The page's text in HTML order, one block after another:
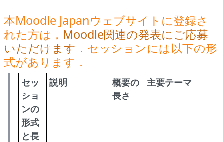
本Moodle Japanウェブサイトに登録さ
れた方は， Moodle関連の発表にご応募
いただけます ．セッションには以下の形
式があります．
セッ
ショ
ンの
形式
と長
説明
概要の
長さ
主要テーマ